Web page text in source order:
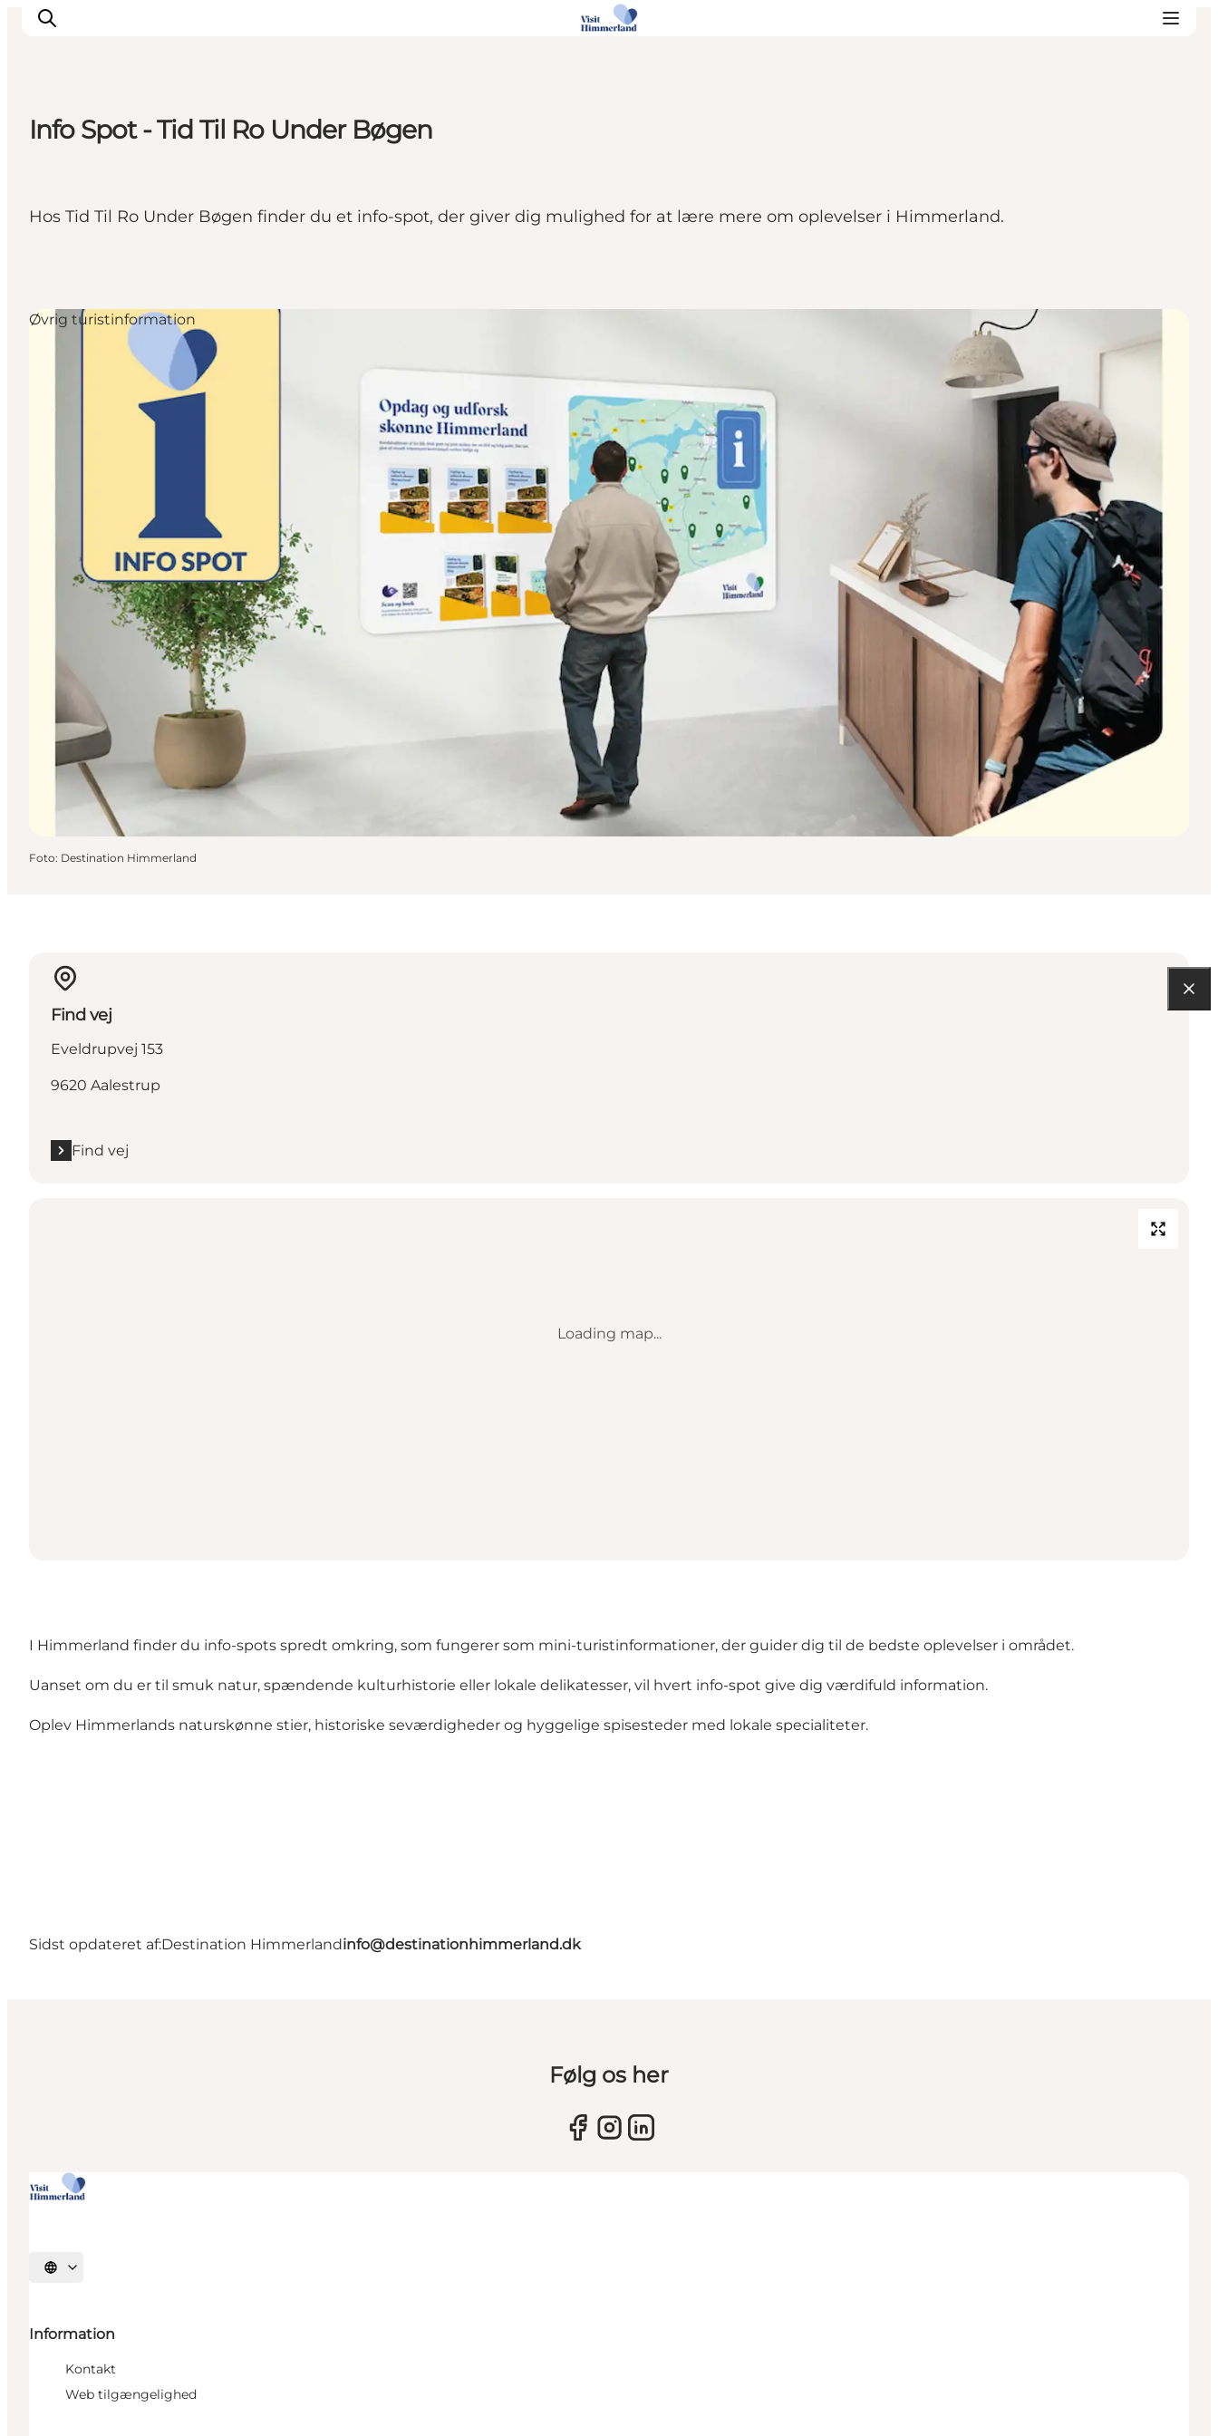
Himmerlandsbyer
Praktisk info
Info Spot - Tid Til Ro Under Bøgen
Hos Tid Til Ro Under Bøgen finder du et info-spot, der giver dig mulighed for at lære mere om oplevelser i Himmerland.
Øvrig turistinformation
Foto: Destination Himmerland
Find vej
Eveldrupvej 153
9620 Aalestrup
Find vej
Loading map...
I Himmerland finder du info-spots spredt omkring, som fungerer som mini-turistinformationer, der guider dig til de bedste oplevelser i området.
Uanset om du er til smuk natur, spændende kulturhistorie eller lokale delikatesser, vil hvert info-spot give dig værdifuld information.
Oplev Himmerlands naturskønne stier, historiske seværdigheder og hyggelige spisesteder med lokale specialiteter.
Sidst opdateret af:Destination Himmerlandinfo@destinationhimmerland.dk
Følg os her
Vælg sprog
Information
Kontakt
Web tilgængelighed